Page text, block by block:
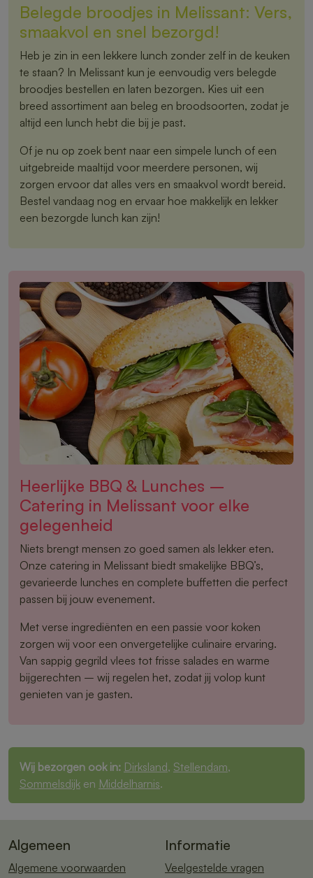
Belegde broodjes in Melissant: Vers,
smaakvol en snel bezorgd!
Heb je zin in een lekkere lunch zonder zelf in de keuken
te staan? In Melissant kun je eenvoudig vers belegde
broodjes bestellen en laten bezorgen. Kies uit een
breed assortiment aan beleg en broodsoorten, zodat je
altijd een lunch hebt die bij je past.
Of je nu op zoek bent naar een simpele lunch of een
uitgebreide maaltijd voor meerdere personen, wij
zorgen ervoor dat alles vers en smaakvol wordt bereid.
Bestel vandaag nog en ervaar hoe makkelijk en lekker
een bezorgde lunch kan zijn!
Heerlijke BBQ & Lunches –
Catering in Melissant voor elke
gelegenheid
Niets brengt mensen zo goed samen als lekker eten.
Onze catering in Melissant biedt smakelijke BBQ’s,
gevarieerde lunches en complete buffetten die perfect
passen bij jouw evenement.
Met verse ingrediënten en een passie voor koken
zorgen wij voor een onvergetelijke culinaire ervaring.
Van sappig gegrild vlees tot frisse salades en warme
bijgerechten – wij regelen het, zodat jij volop kunt
genieten van je gasten.
Wij bezorgen ook in: Dirksland, Stellendam,
Sommelsdijk en Middelharnis.
Algemeen
Algemene voorwaarden
Informatie
Veelgestelde vragen